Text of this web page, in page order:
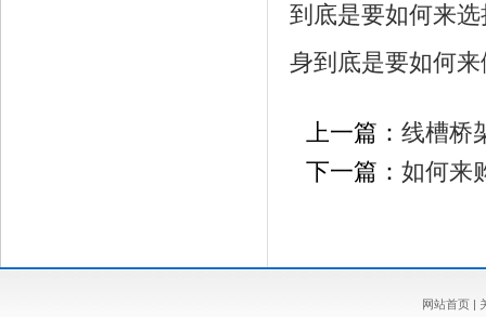
到底是要如何来
身到底是要如何
上一篇： 线槽桥
下一篇： 如何来
网站首页|